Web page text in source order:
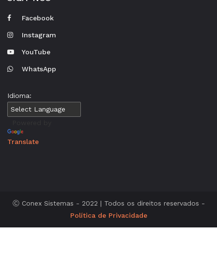
Facebook
Instagram
YouTube
WhatsApp
Idioma:
Translate
Ⓒ Conex Sistemas - 2022 | Todos os direitos reservados -
Política de Privacidade